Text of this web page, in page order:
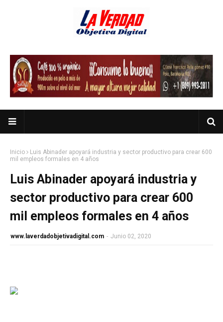
Inicio
Luis Abinader apoyará industria y sector productivo para crear 600
mil empleos formales en 4 años
Luis Abinader apoyará industria y
sector productivo para crear 600
mil empleos formales en 4 años
www.laverdadobjetivadigital.com - Junio 02, 2020